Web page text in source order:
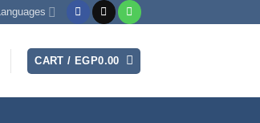
CART / EGP0.00